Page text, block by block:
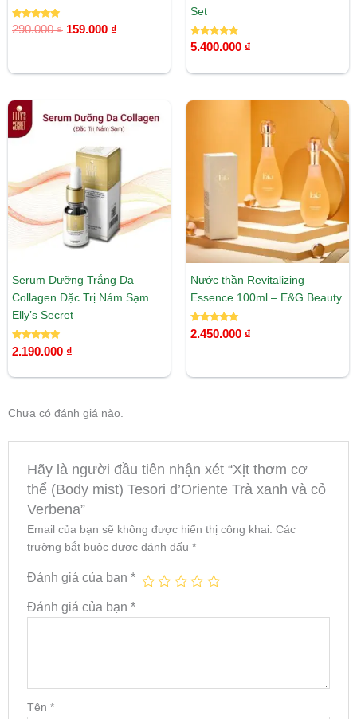
Được xếp
hạng
290.000₫ 159.000 ₫
Set
Được xếp
hạng
5.400.000 ₫
Serum Dưỡng Trắng Da
Collagen Đặc Trị Nám Sạm
Elly’s Secret
Được xếp
hạng
2.190.000 ₫
Nước thần Revitalizing
Essence 100ml – E&G Beauty
Được xếp
hạng
2.450.000 ₫
Chưa có đánh giá nào.
Hãy là người đầu tiên nhận xét “Xịt thơm cơ
thể (Body mist) Tesori d’Oriente Trà xanh và cỏ
Verbena”
Email của bạn sẽ không được hiển thị công khai. Các
trường bắt buộc được đánh dấu *
Đánh giá của bạn *
Đánh giá của bạn *
Tên *